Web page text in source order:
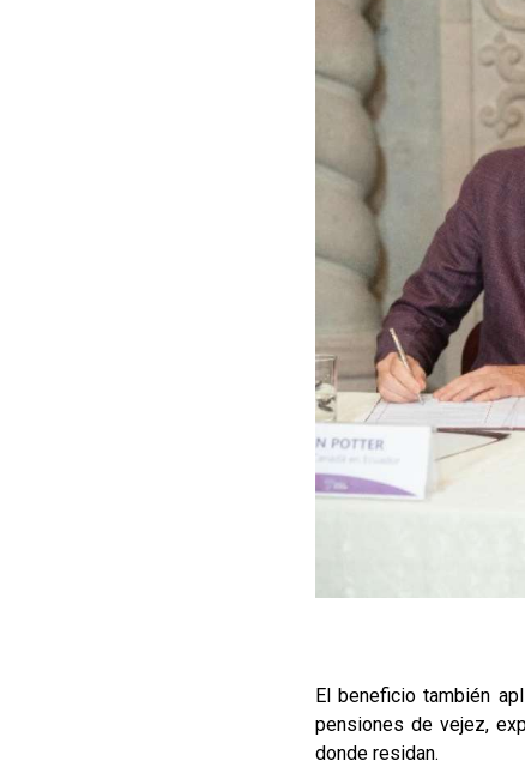
El beneficio también
pensiones de vejez,
donde residan.